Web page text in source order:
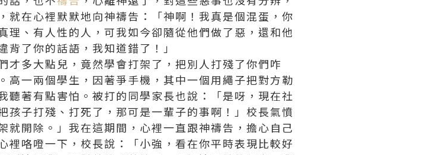
就在心裡默默地向神禱告：「神啊！我真是個混蛋，你
理 、有人性的人，可我如今卻隨從他們做了惡，還和他
了你的話語，我知道錯了！」
才多大點兒，竟然學會打架了，把別人打殘了你們咋
高一兩個學生，因著爭手機，其中一個用繩子把對方勒
聽著有點害怕。被打的同學家長也說：「是呀，現在社
孩子打殘、打死了，那可是一輩子的事啊！」校長氣憤
就開除。」我在這期間，心裡一直跟神禱告，擔心自己
裡咯噔一下，校長說：「小強，看在你平時表現比較好